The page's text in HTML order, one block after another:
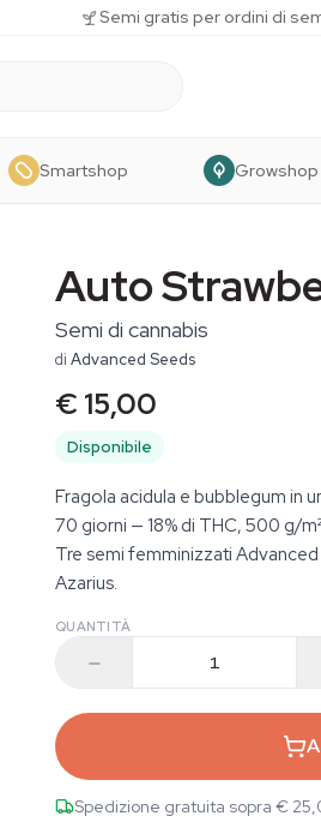
Semi gratis per ordini di
Smartshop Growshop
Auto
Semi di cannabis
di Advanced Seeds
€ 15,00
Disponibile
Fragola acidula e bubblegum in
70 giorni — 18% di THC, 500 g/
Tre semi femminizzati
Azarius.
QUANTITÀ
Spedizione gratuita sopra €